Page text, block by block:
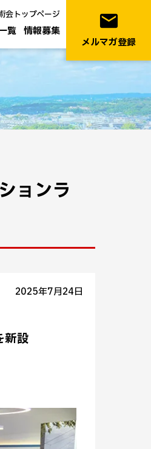
覧 情報募集
会トップページ email
メルマガ登録
ョンラ
2025年7月24日
新設